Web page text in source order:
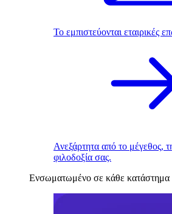
Το εμπιστεύονται εταιρικές
Ανεξάρτητα από το μέγεθος,
φιλοδοξία σας.
Ενσωματωμένο σε κάθε κατάστημα